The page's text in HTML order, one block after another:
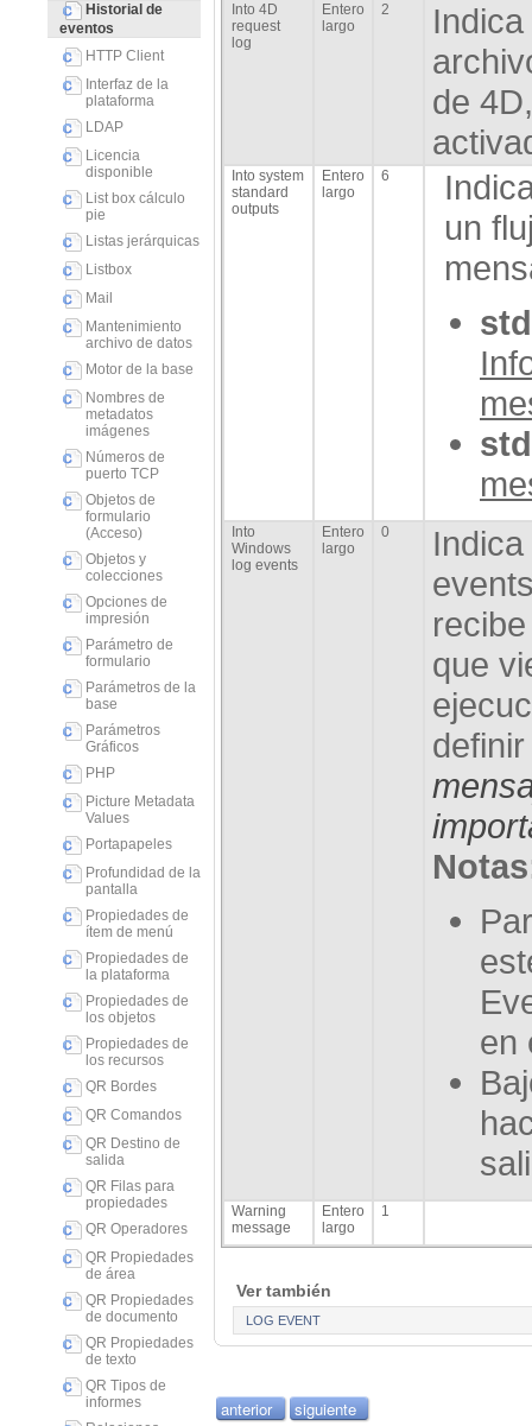
Historial de
eventos
HTTP Client
Interfaz de la
plataforma
LDAP
Licencia
disponible
List box cálculo
pie
Listas jerárquicas
Listbox
Mail
Mantenimiento
archivo de datos
Motor de la base
Nombres de
metadatos
imágenes
Números de
puerto TCP
Objetos de
formulario
(Acceso)
Objetos y
colecciones
Opciones de
impresión
Parámetro de
formulario
Parámetros de la
base
Parámetros
Gráficos
PHP
Picture Metadata
Values
Portapapeles
Profundidad de la
pantalla
Propiedades de
ítem de menú
Propiedades de
la plataforma
Propiedades de
los objetos
Propiedades de
los recursos
QR Bordes
QR Comandos
QR Destino de
salida
QR Filas para
propiedades
QR Operadores
QR Propiedades
de área
QR Propiedades
de documento
QR Propiedades
de texto
QR Tipos de
informes
Into 4D
request
log
Entero
largo
2
de
Into system
standard
outputs
Entero
largo
6
un
Into
Windows
log events
Entero
largo
0
que
en
Warning
message
Entero
largo
1
Ver también
LOG EVENT
anterior siguiente